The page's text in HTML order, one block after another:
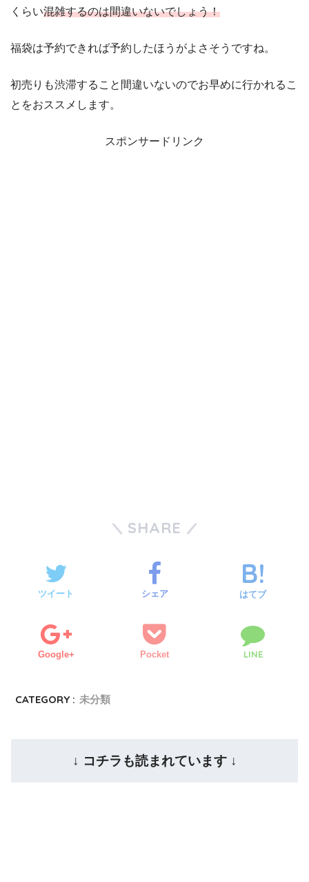
くらい混雑するのは間違いないでしょう！
福袋は予約できれば予約したほうがよさそうですね。
初売りも渋滞すること間違いないのでお早めに行かれるこ
とをおススメします。
スポンサードリンク
SHARE
ツイート シェア はてブ
Google+ Pocket LINE
CATEGORY : 未分類
↓ コチラも読まれています ↓